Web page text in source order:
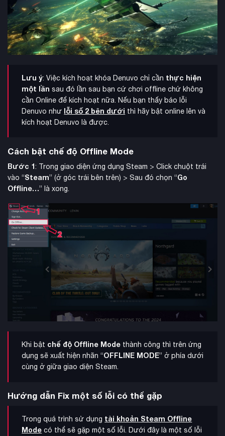
Lưu ý: Việc kích hoạt khóa Denuvo chỉ cần thực hiện
một lần sau đó lần sau bạn cứ chơi offline chứ không
cần Online để kích hoạt nữa. Nếu bạn thấy báo lỗi
Denuvo như lỗi số 2 bên dưới thì hãy bật online lên và
kích hoạt Denuvo là được.
Cách bật chế độ Offline Mode
Bước 1: Trong giao diện ứng dụng Steam > Click chuột trái
vào “Steam” (ở góc trái bên trên) > Sau đó chọn “Go
Offline…” là xong.
Khi bật chế độ Offline Mode thành công thì trên ứng
dụng sẽ xuất hiện nhãn “OFFLINE MODE” ở phía dưới
cùng ở giữa giao diện Steam.
Hướng dẫn Fix một số lỗi có thể gặp
Trong quá trình sử dụng tài khoản Steam Offline
Mode có thể sẽ gặp một số lỗi. Dưới đây là một số lỗi